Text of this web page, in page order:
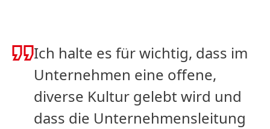
Ich halte es für wichtig, dass im
Unternehmen eine offene,
diverse Kultur gelebt wird und
dass die Unternehmensleitung